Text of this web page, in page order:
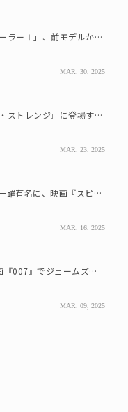
ロレックス「エクスプローラーⅠ」、前モデルからアップデートした点はどこ?
MAR. 30, 2025
マーベル映画『ドクター・ストレンジ』に登場する高級腕時計は?
MAR. 23, 2025
キアヌ・リーブス着用で一躍有名に、映画『スピード』に登場する時計はどれ?
MAR. 16, 2025
ロレックス? オメガ? 映画『007』でジェームズ・ボンドが着用した時計ブランドとは
MAR. 09, 2025